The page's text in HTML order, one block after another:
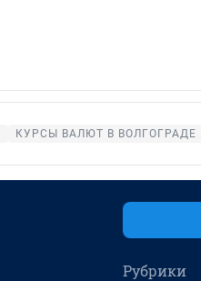
КУРСЫ ВАЛЮТ В ВОЛГОГРАДЕ
Рубрики